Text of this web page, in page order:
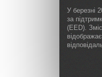
У березні
за
(EED).